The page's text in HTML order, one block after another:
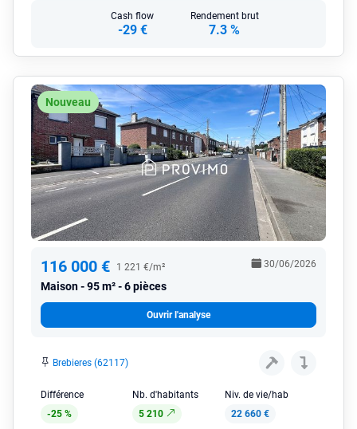
Cash flow
-29 €
Rendement brut
7.3 %
Nouveau
116 000 € 1 221 €/m²
Maison 95 m² - 6 pièces
30/06/2026
Ouvrir l'analyse
Brebieres (62117)
Différence
-25 %
Nb. d'habitants
5 210
Niv. de vie/hab
22 660 €